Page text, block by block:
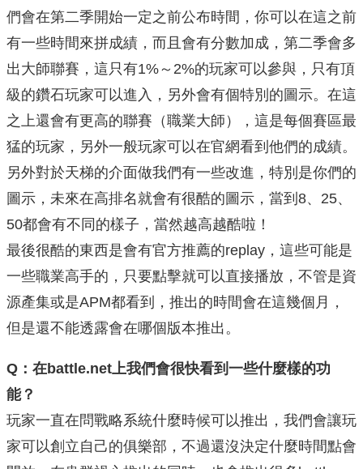
們會在第二季開始一定之前公布時間，你可以在這之前
有一些時間來拼成績，而且會有分數加成，第二季會多
出大師聯賽，這只有1%～2%的玩家可以參與，只有頂
級的鑽石玩家可以進入，另外會有個特別的圖示。在這
之上還會有更高的聯賽（職業大師），這是每個賽區最
猛的玩家，另外一般玩家可以在官網看到他們的成績。
另外對於天梯的介面做我們有一些改進，特別是你們的
圖示，未來在高排名就會有很酷的圖示，當到8、25、
50都會有不同的樣子，當然越高越酷啦！
最後很酷的東西是會有官方推薦的replay，這些可能是
一些職業高手的，只要點擊就可以直接播放，不管是資
源產集或是APM都看到，推出的時間會在這幾個月，
但是還不能透露會在哪個版本推出。
Q：在battle.net上我們會很快看到一些什麼樣的功
能？
玩家一直在問戰略系統什麼時候可以推出，我們會讓玩
家可以創立自己的俱樂部，不過還沒決定什麼時間點會